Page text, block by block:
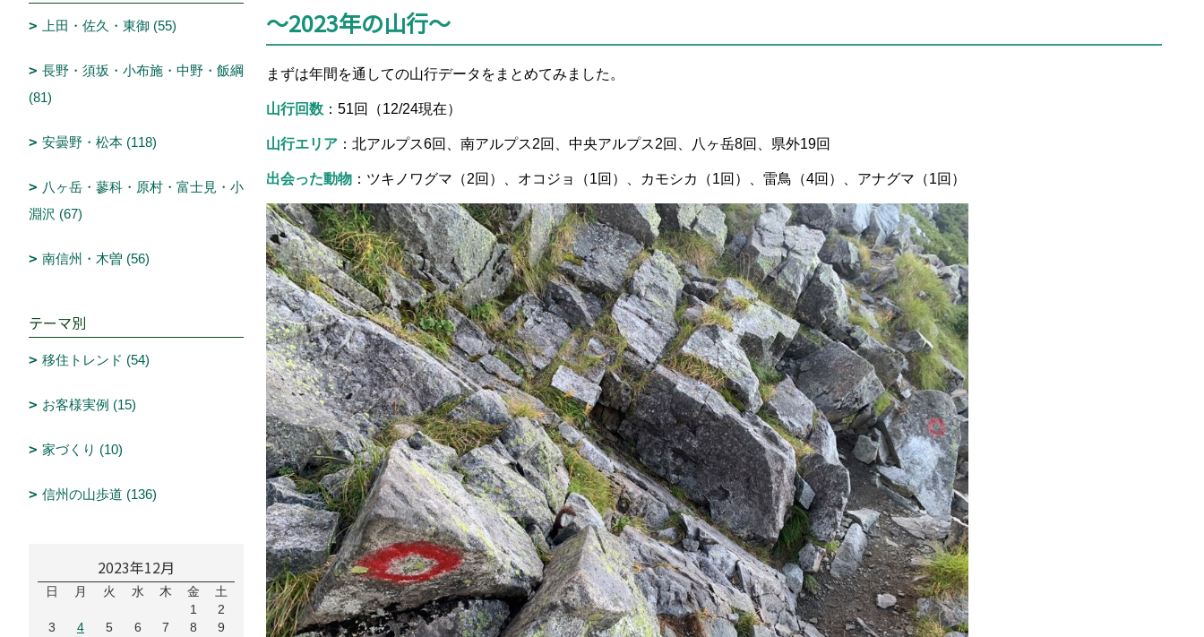
～2023年の山行～
まずは年間を通しての山行データをまとめてみました。
山行回数 ：51回（12/24現在）
山行エリア ：北アルプス6回、南アルプス2回、中央アルプス2回、八ヶ岳8回、県外19回
出会った動物 ：ツキノワグマ（2回）、オコジョ（1回）、カモシカ（1回）、雷鳥（4回）、アナグマ（1回）
上田・佐久・東御 (55)
長野・須坂・小布施・中野・飯綱
(81)
安曇野・松本 (118)
八ヶ岳・蓼科・原村・富士見・小
淵沢 (67)
南信州・木曽 (56)
テーマ別
移住トレンド (54)
お客様実例 (15)
家づくり (10)
信州の山歩道 (136)
2023年12月
日 月 火 水 木 金
土
1
2
3
4 5 6 7 8
9